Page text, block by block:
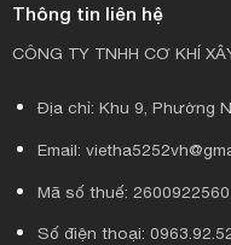
Thông tin liên hệ
CÔNG TY TNHH CƠ KHÍ
Địa chỉ: Khu 9, Phường
Email:
Mã số thuế: 2600922560
Số điện thoại: